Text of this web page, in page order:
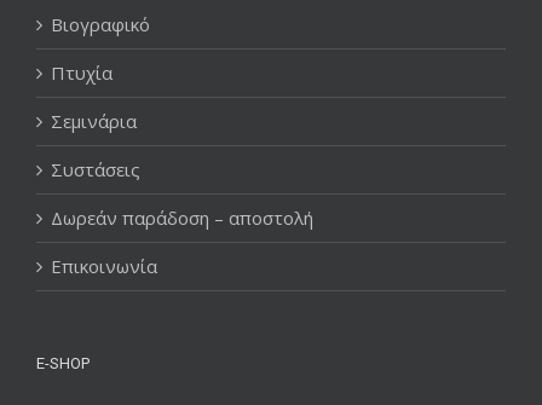
Βιογραφικό
Πτυχία
Σεμινάρια
Συστάσεις
Δωρεάν παράδοση – αποστολή
Επικοινωνία
E-SHOP